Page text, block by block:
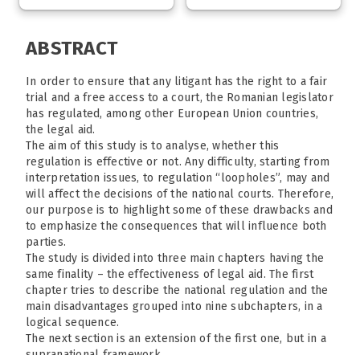
ABSTRACT
In order to ensure that any litigant has the right to a fair
trial and a free access to a court, the Romanian legislator
has regulated, among other European Union countries,
the legal aid.
The aim of this study is to analyse, whether this
regulation is effective or not. Any difficulty, starting from
interpretation issues, to regulation “loopholes”, may and
will affect the decisions of the national courts. Therefore,
our purpose is to highlight some of these drawbacks and
to emphasize the consequences that will influence both
parties.
The study is divided into three main chapters having the
same finality – the effectiveness of legal aid. The first
chapter tries to describe the national regulation and the
main disadvantages grouped into nine subchapters, in a
logical sequence.
The next section is an extension of the first one, but in a